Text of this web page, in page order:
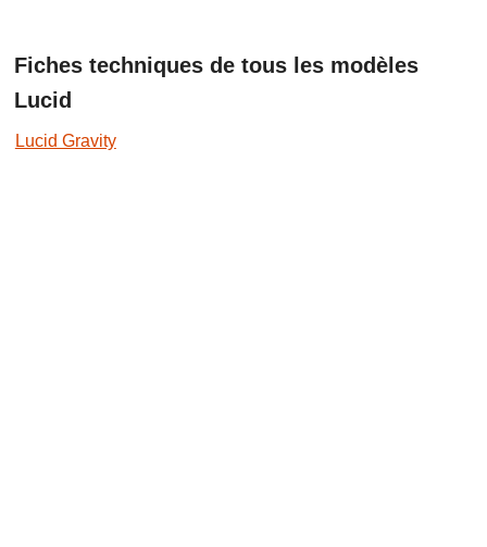
Fiches techniques de tous les modèles
Lucid
Lucid Gravity